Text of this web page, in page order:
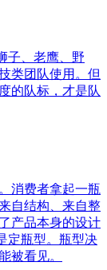
子、老鹰、野
类团队使用。但
的队标，才是队
消费者拿起一瓶
自结构、来自整
产品本身的设计
定瓶型。瓶型决
被看见。